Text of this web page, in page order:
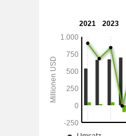
durch präzise,
einen gezielten Nerv.
zudem die
einer lokal
Potenzial zur
Erkrankungen wie